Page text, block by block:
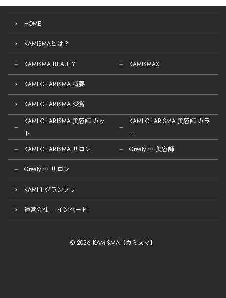
HOME
KAMISMAとは？
KAMISMA BEAUTY KAMISMAX
KAMI CHARISMA 概要
KAMI CHARISMA 受賞
KAMI CHARISMA 美容師 カッ
ト
KAMI CHARISMA 美容師 カラ
ー
KAMI CHARISMA サロン
Greaty ∞ 美容師
Greaty ∞ サロン
KAMI-1 グランプリ
運営会社 – インベード
© 2026 KAMISMA【カミスマ】